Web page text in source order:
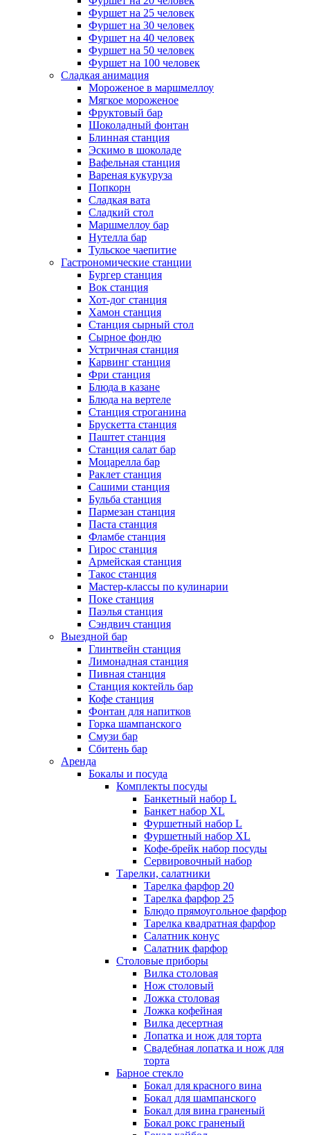
Фуршет на 25 человек
Фуршет на 30 человек
Фуршет на 40 человек
Фуршет на 50 человек
Фуршет на 100 человек
Сладкая анимация
Мороженое в маршмеллоу
Мягкое мороженое
Фруктовый бар
Шоколадный фонтан
Блинная станция
Эскимо в шоколаде
Вафельная станция
Вареная кукуруза
Попкорн
Сладкая вата
Сладкий стол
Маршмеллоу бар
Нутелла бар
Тульское чаепитие
Гастрономические станции
Бургер станция
Вок станция
Хот-дог станция
Хамон станция
Станция сырный стол
Сырное фондю
Устричная станция
Карвинг станция
Фри станция
Блюда в казане
Блюда на вертеле
Станция строганина
Брускетта станция
Паштет станция
Станция салат бар
Моцарелла бар
Раклет станция
Сашими станция
Бульба станция
Пармезан станция
Паста станция
Фламбе станция
Гирос станция
Армейская станция
Такос станция
Мастер-классы по кулинарии
Поке станция
Паэлья станция
Сэндвич станция
Выездной бар
Глинтвейн станция
Лимонадная станция
Пивная станция
Станция коктейль бар
Кофе станция
Фонтан для напитков
Горка шампанского
Смузи бар
Сбитень бар
Аренда
Бокалы и посуда
Комплекты посуды
Банкетный набор L
Банкет набор XL
Фуршетный набор L
Фуршетный набор ХL
Кофе-брейк набор посуды
Сервировочный набор
Тарелки, салатники
Тарелка фарфор 20
Тарелка фарфор 25
Блюдо прямоугольное фарфор
Тарелка квадратная фарфор
Салатник конус
Салатник фарфор
Столовые приборы
Вилка столовая
Нож столовый
Ложка столовая
Ложка кофейная
Вилка десертная
Лопатка и нож для торта
Свадебная лопатка и нож для
торта
Барное стекло
Бокал для красного вина
Бокал для шампанского
Бокал для вина граненый
Бокал рокс граненый